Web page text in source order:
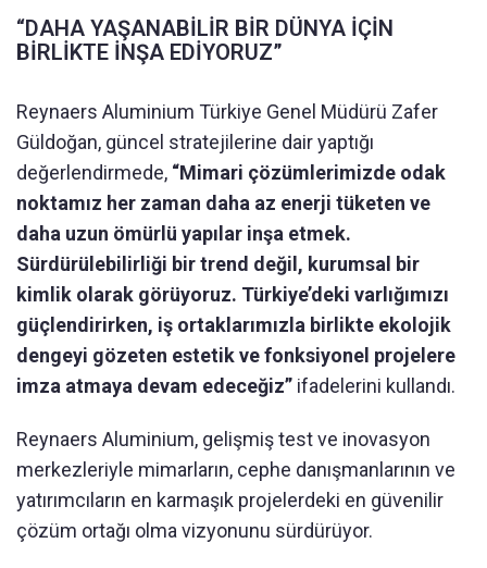
“DAHA YAŞANABİLİR BİR DÜNYA İÇİN
BİRLİKTE İNŞA EDİYORUZ”
Reynaers Aluminium Türkiye Genel Müdürü Zafer
Güldoğan, güncel stratejilerine dair yaptığı
değerlendirmede, “Mimari çözümlerimizde odak
noktamız her zaman daha az enerji tüketen ve
daha uzun ömürlü yapılar inşa etmek.
Sürdürülebilirliği bir trend değil, kurumsal bir
kimlik olarak görüyoruz. Türkiye’deki varlığımızı
güçlendirirken, iş ortaklarımızla birlikte ekolojik
dengeyi gözeten estetik ve fonksiyonel projelere
imza atmaya devam edeceğiz” ifadelerini kullandı.
Reynaers Aluminium, gelişmiş test ve inovasyon
merkezleriyle mimarların, cephe danışmanlarının ve
yatırımcıların en karmaşık projelerdeki en güvenilir
çözüm ortağı olma vizyonunu sürdürüyor.